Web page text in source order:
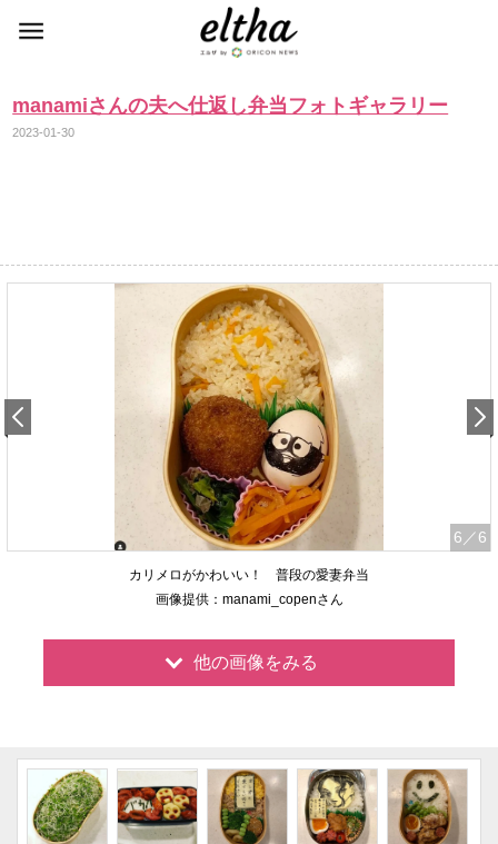
manamiさんの夫へ仕返し弁当フォトギャラリー
2023-01-30
6 ／6
カリメロがかわいい！ 普段の愛妻弁当
画像提供：manami_copenさん
他の画像をみる